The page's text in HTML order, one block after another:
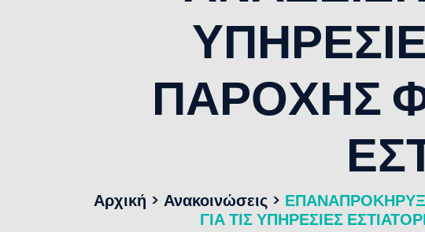
ΠΑΡΟΧΗΣ
Αρχική > Ανακοινώσεις>
ΓΙΑ ΤΙΣ ΥΠΗΡΕΣΙΕΣ